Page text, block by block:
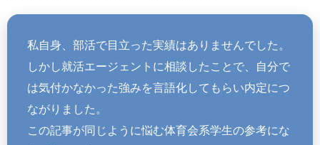
私自身、部活で目立った実績はありませんでした。
しかし就活エージェントに相談したことで、自分で
は気付かなかった強みを言語化してもらい内定につ
ながりました。
この記事が同じように悩む体育会系学生の参考にな